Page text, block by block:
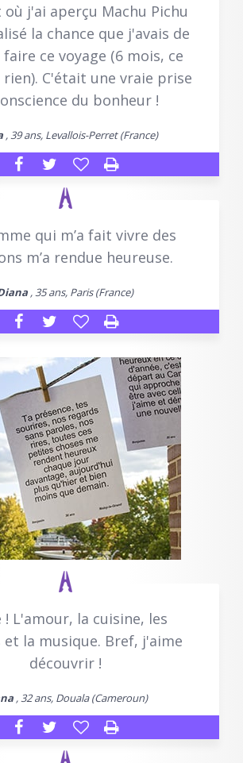
j'ai aperçu Machu Pichu
la chance que j'avais de
ce voyage (6 mois, ce
rien). C'était une vraie prise
du bonheur !
, 39 ans, Levallois-Perret (France)
qui m’a fait vivre des
m’a rendue heureuse.
, 35 ans, Paris (France)
! L'amour, la cuisine, les
et la musique. Bref, j'aime
découvrir !
, 32 ans, Douala (Cameroun)